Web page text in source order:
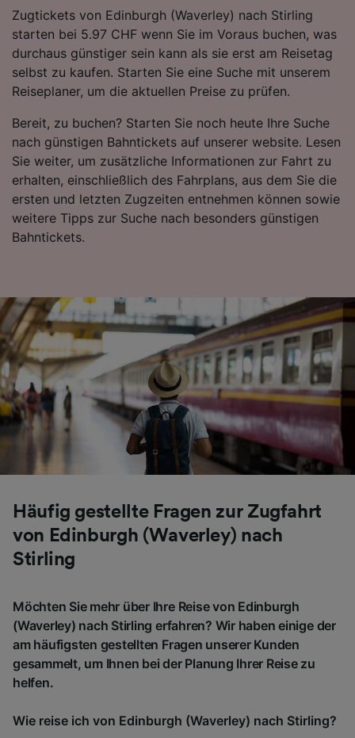
Zugtickets von Edinburgh (Waverley) nach Stirling
starten bei 5.97 CHF wenn Sie im Voraus buchen, was
durchaus günstiger sein kann als sie erst am Reisetag
selbst zu kaufen. Starten Sie eine Suche mit unserem
Reiseplaner, um die aktuellen Preise zu prüfen.
Bereit, zu buchen? Starten Sie noch heute Ihre Suche
nach günstigen Bahntickets auf unserer website. Lesen
Sie weiter, um zusätzliche Informationen zur Fahrt zu
erhalten, einschließlich des Fahrplans, aus dem Sie die
ersten und letzten Zugzeiten entnehmen können sowie
weitere Tipps zur Suche nach besonders günstigen
Bahntickets.
Häufig gestellte Fragen zur Zugfahrt
von Edinburgh (Waverley) nach
Stirling
Möchten Sie mehr über Ihre Reise von Edinburgh
(Waverley) nach Stirling erfahren? Wir haben einige der
am häufigsten gestellten Fragen unserer Kunden
gesammelt, um Ihnen bei der Planung Ihrer Reise zu
helfen.
Wie reise ich von Edinburgh (Waverley) nach Stirling?